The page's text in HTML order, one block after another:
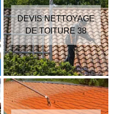
DEVIS NETTOYAGE
DE TOITURE 38